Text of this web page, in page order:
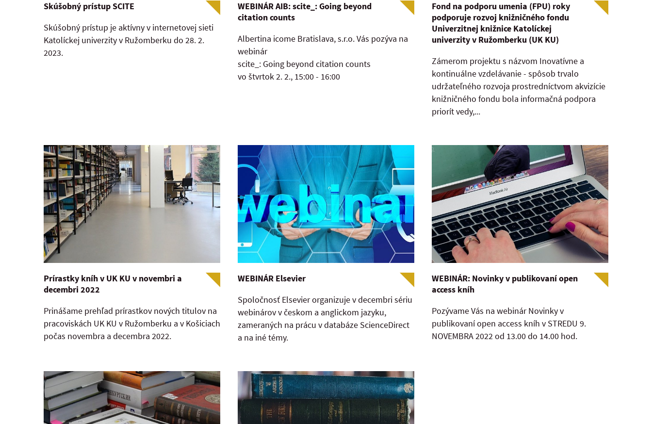
Skúšobný prístup SCITE
Skúšobný prístup je aktívny v internetovej sieti
Katolíckej univerzity v Ružomberku do 28. 2.
2023.
WEBINÁR AIB: scite_: Going beyond
citation counts
Albertina icome Bratislava, s.r.o. Vás pozýva na
webinár
scite_: Going beyond citation counts
vo štvrtok 2. 2., 15:00 - 16:00
Fond na podporu umenia (FPU) roky
podporuje rozvoj knižničného fondu
Univerzitnej knižnice Katolíckej
univerzity v Ružomberku (UK KU)
Zámerom projektu s názvom Inovatívne a
kontinuálne vzdelávanie - spôsob trvalo
udržateľného rozvoja prostredníctvom akvizície
knižničného fondu bola informačná podpora
priorít vedy,...
Prírastky kníh v UK KU v novembri a
decembri 2022
Prinášame prehľad prírastkov nových titulov na
pracoviskách UK KU v Ružomberku a v Košiciach
počas novembra a decembra 2022.
WEBINÁR Elsevier
Spoločnosť Elsevier organizuje v decembri sériu
webinárov v českom a anglickom jazyku,
zameraných na prácu v databáze ScienceDirect
a na iné témy.
WEBINÁR: Novinky v publikovaní open
access kníh
Pozývame Vás na webinár Novinky v
publikovaní open access kníh v STREDU 9.
NOVEMBRA 2022 od 13.00 do 14.00 hod.